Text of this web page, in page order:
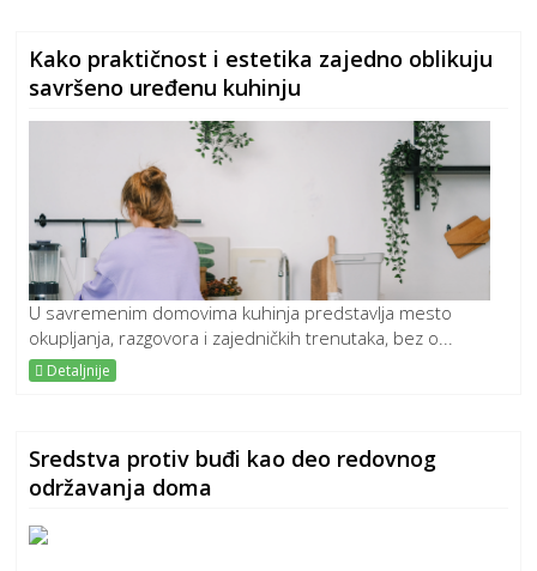
Kako praktičnost i estetika zajedno oblikuju
savršeno uređenu kuhinju
U savremenim domovima kuhinja predstavlja mesto
okupljanja, razgovora i zajedničkih trenutaka, bez o...
Detaljnije
Sredstva protiv buđi kao deo redovnog
održavanja doma